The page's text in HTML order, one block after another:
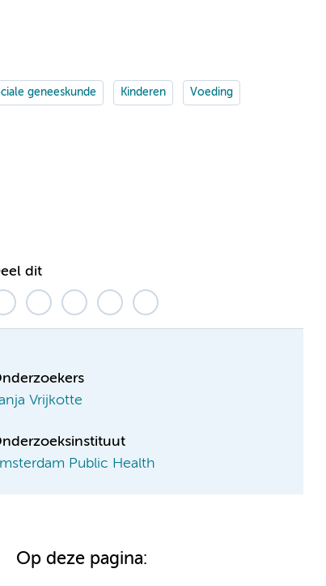
geneeskunde Kinderen Voeding
dit
Vrijkotte
Public Health
Op deze pagina: